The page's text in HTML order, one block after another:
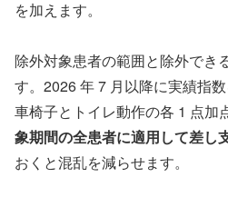
を加えます。
除外対象患者の範囲と除外でき
す。2026 年 7 月以降に実績指
車椅子とトイレ動作の各 1 点加
象期間の全患者に適用して差し
おくと混乱を減らせます。